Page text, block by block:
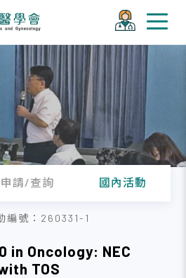
請/查詢 國內活動
編號：260331-1
in Oncology: NEC
TOS